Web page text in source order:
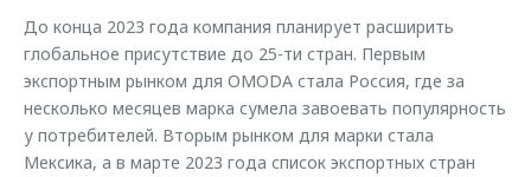
Калькулятор трейд-ин
Запчасти
До конца 2023 года компания планирует расширить
глобальное присутствие до 25-ти стран. Первым
экспортным рынком для OMODA стала Россия, где за
несколько месяцев марка сумела завоевать популярность
у потребителей. Вторым рынком для марки стала
Мексика, а в марте 2023 года список экспортных стран